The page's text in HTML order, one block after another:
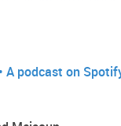
über alles:
Alltagswahnsinn
einer Prise
A podcast on